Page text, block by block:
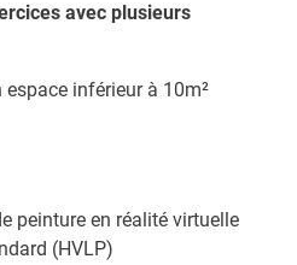
avec plusieurs
inférieur à 10m²
peinture en réalité virtuelle
(HVLP)